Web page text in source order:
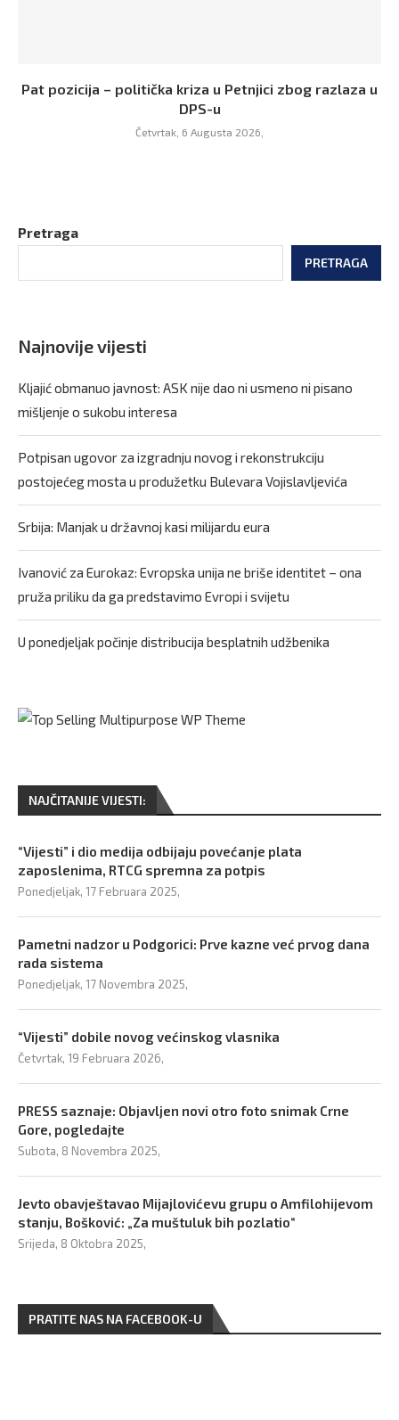
Pat pozicija – politička kriza u Petnjici zbog razlaza u
DPS-u
Četvrtak, 6 Augusta 2026,
Pretraga
PRETRAGA
Najnovije vijesti
Kljajić obmanuo javnost: ASK nije dao ni usmeno ni pisano
mišljenje o sukobu interesa
Potpisan ugovor za izgradnju novog i rekonstrukciju
postojećeg mosta u produžetku Bulevara Vojislavljevića
Srbija: Manjak u državnoj kasi milijardu eura
Ivanović za Eurokaz: Evropska unija ne briše identitet – ona
pruža priliku da ga predstavimo Evropi i svijetu
U ponedjeljak počinje distribucija besplatnih udžbenika
NAJČITANIJE VIJESTI:
“Vijesti” i dio medija odbijaju povećanje plata
zaposlenima, RTCG spremna za potpis
Ponedjeljak, 17 Februara 2025,
Pametni nadzor u Podgorici: Prve kazne već prvog dana
rada sistema
Ponedjeljak, 17 Novembra 2025,
“Vijesti” dobile novog većinskog vlasnika
Četvrtak, 19 Februara 2026,
PRESS saznaje: Objavljen novi otro foto snimak Crne
Gore, pogledajte
Subota, 8 Novembra 2025,
Jevto obavještavao Mijajlovićevu grupu o Amfilohijevom
stanju, Bošković: „Za muštuluk bih pozlatio“
Srijeda, 8 Oktobra 2025,
PRATITE NAS NA FACEBOOK-U